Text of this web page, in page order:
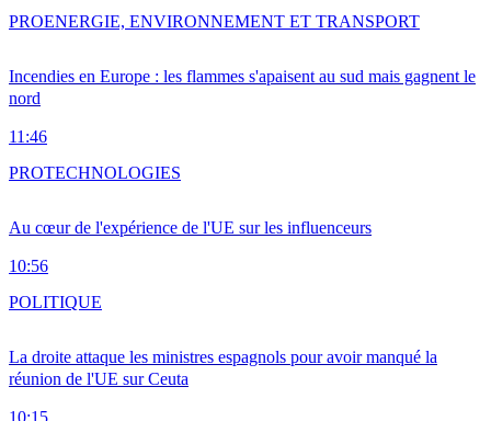
Incendies en Europe : les flammes s'apaisent au sud mais gagnent le
nord
11:46
PROENERGIE, ENVIRONNEMENT ET TRANSPORT
Au cœur de l'expérience de l'UE sur les influenceurs
10:56
PROTECHNOLOGIES
La droite attaque les ministres espagnols pour avoir manqué la
réunion de l'UE sur Ceuta
POLITIQUE